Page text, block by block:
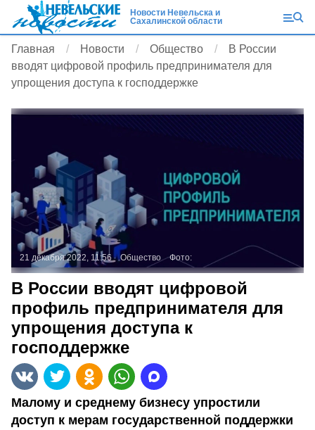
Новости Невельска и
Сахалинской области
Главная Новости Общество
В России
вводят цифровой профиль предпринимателя для
упрощения доступа к господдержке
21 декабря 2022, 11:56 Общество Фото:
В России вводят цифровой
профиль предпринимателя для
упрощения доступа к
господдержке
Малому и среднему бизнесу упростили
доступ к мерам государственной поддержки